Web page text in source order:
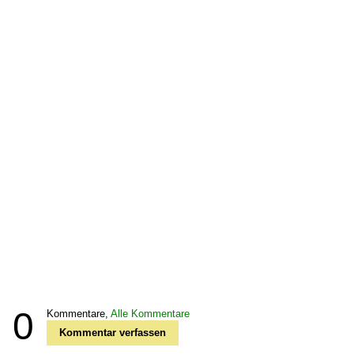
0 Kommentare, Alle Kommentare
Kommentar verfassen